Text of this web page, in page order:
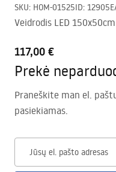
SKU: HOM-01525ID: 12905
Veidrodis LED 150x50cm
117,00 €
Prekė
Praneškite man el.
pasiekiamas.
Jūsų el. pašto adresas